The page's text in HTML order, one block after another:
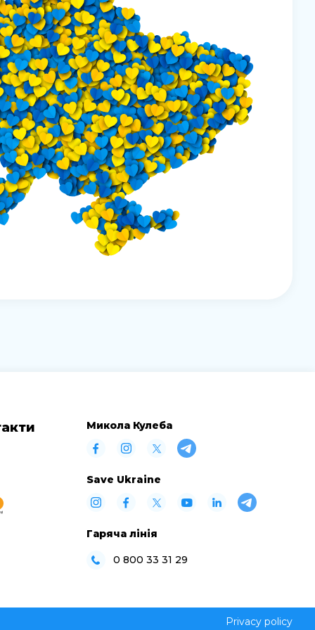
Микола Кулеба
Save Ukraine
Гаряча лінія
0 800 33 31 29
Privacy policy